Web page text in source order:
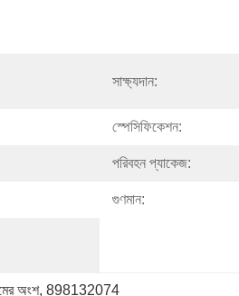
সাক্ষ্যদান:
স্পেসিফিকেশন:
পরিবহন প্যাকেজ:
গুণমান:
অংশ, 898132074